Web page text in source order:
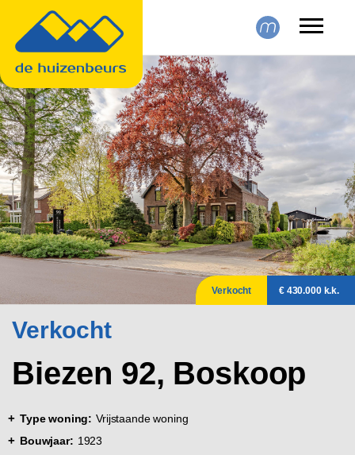
Verkocht € 430.000 k.k.
Verkocht
Biezen 92, Boskoop
Type woning: Vrijstaande woning
Bouwjaar: 1923